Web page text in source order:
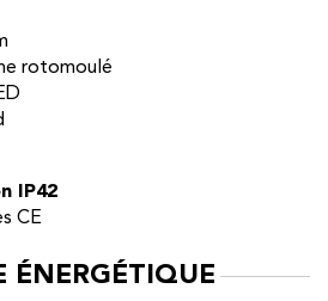
rotomoulé
IP42
CE
ÉNERGÉTIQUE